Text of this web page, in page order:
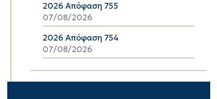
2026 Απόφαση 755
07/08/2026
2026 Απόφαση 754
07/08/2026